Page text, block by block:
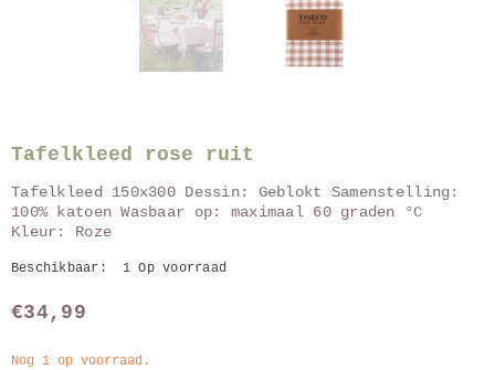
Tafelkleed rose ruit
Tafelkleed 150x300 Dessin: Geblokt Samenstelling:
100% katoen Wasbaar op: maximaal 60 graden °C
Kleur: Roze
Beschikbaar: 1 Op voorraad
€34,99
Nog 1 op voorraad.